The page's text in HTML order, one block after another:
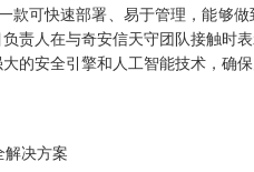
款可快速部署、易于管理，能够
责人在与奇安信天守团队接触时
的安全引擎和人工智能技术，确保
决方案